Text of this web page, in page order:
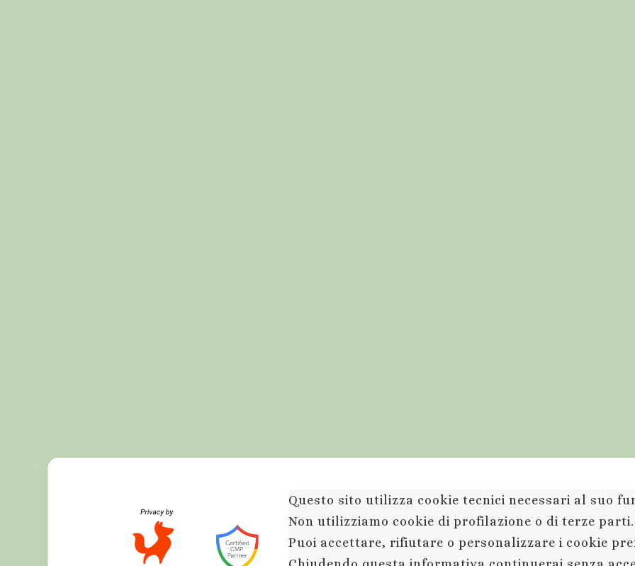
Questo sito utilizza cookie tecnici necessari al suo
Non utilizziamo cookie di profilazione o di terze parti.
Puoi accettare, rifiutare o personalizzare i cookie